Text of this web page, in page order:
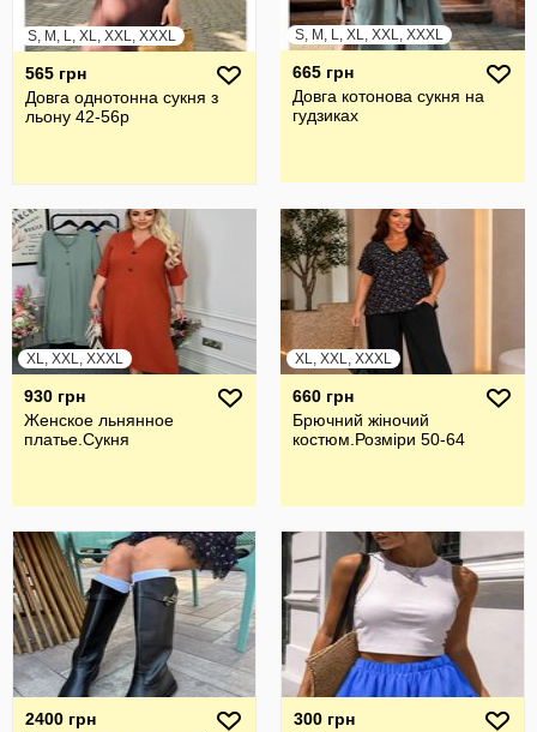
S, M, L, XL, XXL, XXXL
565 грн
Довга однотонна сукня з
льону 42-56р
S, M, L, XL, XXL, XXXL
665 грн
Довга котонова сукня на
гудзиках
XL, XXL, XXXL
930 грн
Женское льнянное
платье.Сукня
XL, XXL, XXXL
660 грн
Брючний жiночий
костюм.Розмiри 50-64
2400 грн
300 грн